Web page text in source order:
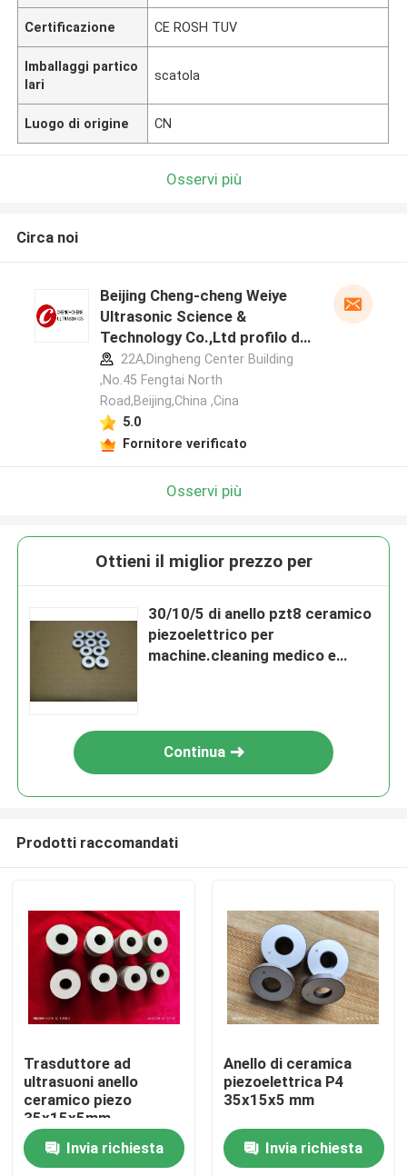
Casa
Certificazione CE ROSH TUV
Imballaggi partico
lari
scatola
Luogo di origine CN
Osservi più
Circa noi
Beijing Cheng-cheng Weiye
Ultrasonic Science &
Technology Co.,Ltd profilo del
produttore
22A,Dingheng Center Building
,No.45 Fengtai North
Road,Beijing,China ,Cina
5.0
Fornitore verificato
Osservi più
Ottieni il miglior prezzo per
30/10/5 di anello pzt8 ceramico
piezoelettrico per
machine.cleaning medico e
Continua
Prodotti raccomandati
Trasduttore ad
ultrasuoni anello
ceramico piezo
35x15x5mm
Invia richiesta
Anello di ceramica
piezoelettrica P4
35x15x5 mm
Invia richiesta